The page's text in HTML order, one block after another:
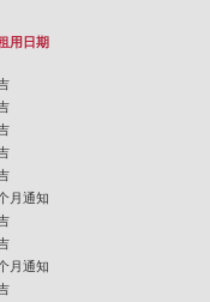
用日期
月通知
月通知